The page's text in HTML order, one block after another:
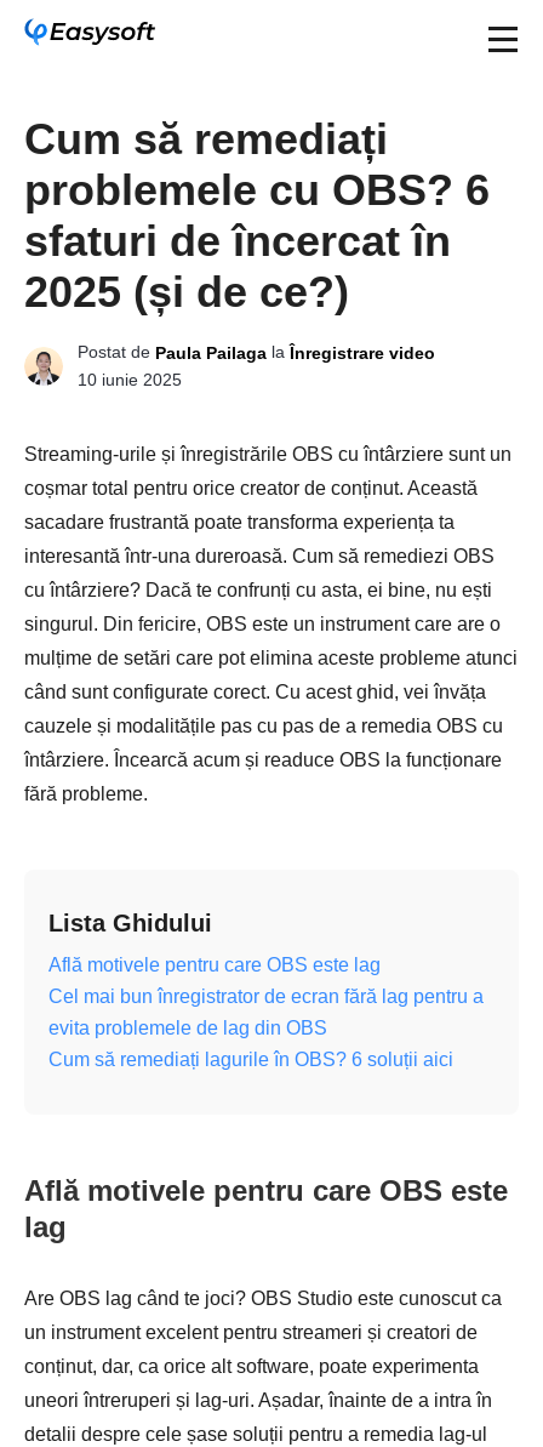
Cum să remediați
problemele cu OBS? 6
sfaturi de încercat în
2025 (și de ce?)
Postat de Paula Pailaga laÎnregistrare video
10 iunie 2025
Streaming-urile și înregistrările OBS cu întârziere sunt un
coșmar total pentru orice creator de conținut. Această
sacadare frustrantă poate transforma experiența ta
interesantă într-una dureroasă. Cum să remediezi OBS
cu întârziere? Dacă te confrunți cu asta, ei bine, nu ești
singurul. Din fericire, OBS este un instrument care are o
mulțime de setări care pot elimina aceste probleme atunci
când sunt configurate corect. Cu acest ghid, vei învăța
cauzele și modalitățile pas cu pas de a remedia OBS cu
întârziere. Încearcă acum și readuce OBS la funcționare
fără probleme.
Lista Ghidului
Află motivele pentru care OBS este lag
Cel mai bun înregistrator de ecran fără lag pentru a
evita problemele de lag din OBS
Cum să remediați lagurile în OBS? 6 soluții aici
Află motivele pentru care OBS este
lag
Are OBS lag când te joci? OBS Studio este cunoscut ca
un instrument excelent pentru streameri și creatori de
conținut, dar, ca orice alt software, poate experimenta
uneori întreruperi și lag-uri. Așadar, înainte de a intra în
detalii despre cele șase soluții pentru a remedia lag-ul